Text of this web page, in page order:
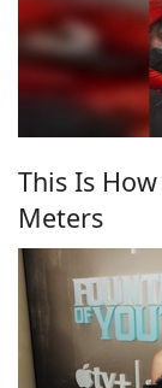
This Is
Meters